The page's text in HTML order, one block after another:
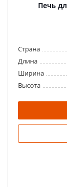
Печь
Страна
Длина
Ширина
Высота